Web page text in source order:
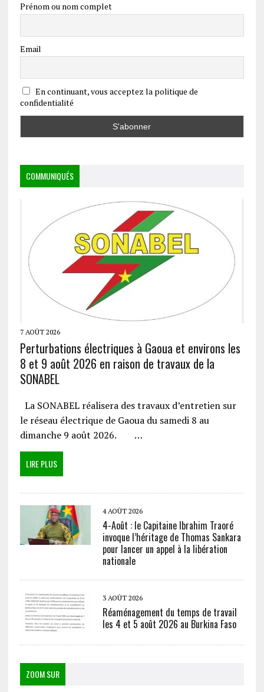
Prénom ou nom complet
Email
En continuant, vous acceptez la politique de
confidentialité
COMMUNIQUÉS
7 AOÛT 2026
Perturbations électriques à Gaoua et environs les
8 et 9 août 2026 en raison de travaux de la
SONABEL
La SONABEL réalisera des travaux d’entretien sur
le réseau électrique de Gaoua du samedi 8 au
dimanche 9 août 2026. …
LIRE PLUS
4 AOÛT 2026
4-Août : le Capitaine Ibrahim Traoré
invoque l’héritage de Thomas Sankara
pour lancer un appel à la libération
nationale
3 AOÛT 2026
Réaménagement du temps de travail
les 4 et 5 août 2026 au Burkina Faso
ZOOM SUR